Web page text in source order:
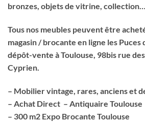
bronzes, objets de vitrine,
Tous nos meubles peuvent être
magasin / brocante en ligne les Puces
dépôt-vente à Toulouse, 98bis rue
Cyprien.
– Mobilier vintage, rares, anciens et
– Achat Direct – Antiquaire Toulouse
– 300 m2 Expo Brocante Toulouse